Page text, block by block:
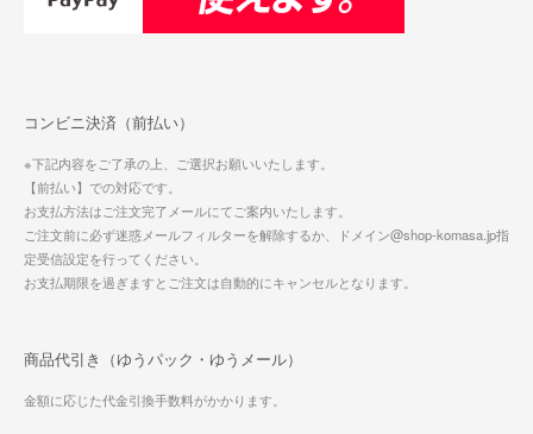
コンビニ決済（前払い）
※下記内容をご了承の上、ご選択お願いいたします。
【前払い】での対応です。
お支払方法はご注文完了メールにてご案内いたします。
ご注文前に必ず迷惑メールフィルターを解除するか、ドメイン@shop-komasa.jp指
定受信設定を行ってください。
お支払期限を過ぎますとご注文は自動的にキャンセルとなります。
商品代引き（ゆうパック・ゆうメール）
金額に応じた代金引換手数料がかかります。